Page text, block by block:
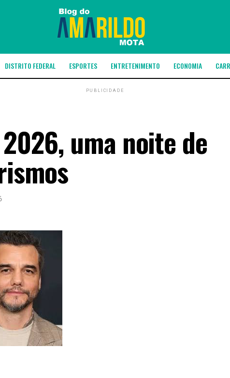
DISTRITO FEDERAL ESPORTES ENTRETENIMENTO ECONOMIA
PUBLICIDADE
uma noite de